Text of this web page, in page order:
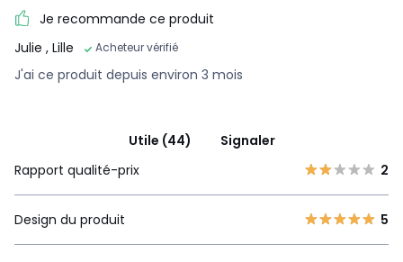
Je recommande ce produit
Julie , Lille Acheteur vérifié
J'ai ce produit depuis environ 3 mois
Utile (44)
Signaler
Rapport qualité-prix
2
Design du produit 5